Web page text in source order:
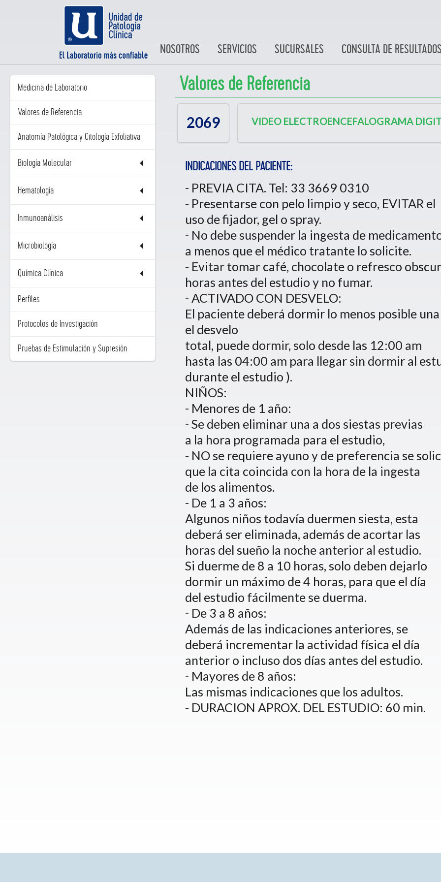
NOSOTROS SERVICIOS SUCURSALES CONSULTA DE
Medicina de Laboratorio
Valores de Referencia
Anatomía Patológica y Citología Exfoliativa
Biología Molecular
Hematología
Inmunoanálisis
Microbiología
Química Clínica
Perfiles
Protocolos de Investigación
Pruebas de Estimulación y Supresión
Valores de Referencia
2069 VIDEO ELECTROENCEFALOGRAMA
INDICACIONES DEL PACIENTE:
- PREVIA CITA. Tel: 33 3669 0310
- Presentarse con pelo limpio y seco, EVITAR el
uso de fijador, gel o spray.
- No debe suspender la ingesta de
a menos que el médico tratante lo solicite.
- Evitar tomar café, chocolate o refresco
horas antes del estudio y no fumar.
- ACTIVADO CON DESVELO:
El paciente deberá dormir lo menos posible
el desvelo
total, puede dormir, solo desde las 12:00 am
hasta las 04:00 am para llegar sin dormir al
durante el estudio ).
NIÑOS:
- Menores de 1 año:
- Se deben eliminar una a dos siestas previas
a la hora programada para el estudio,
- NO se requiere ayuno y de preferencia se
que la cita coincida con la hora de la ingesta
de los alimentos.
- De 1 a 3 años:
Algunos niños todavía duermen siesta, esta
deberá ser eliminada, además de acortar las
horas del sueño la noche anterior al estudio.
Si duerme de 8 a 10 horas, solo deben dejarlo
dormir un máximo de 4 horas, para que el día
del estudio fácilmente se duerma.
- De 3 a 8 años:
Además de las indicaciones anteriores, se
deberá incrementar la actividad física el día
anterior o incluso dos días antes del estudio.
- Mayores de 8 años:
Las mismas indicaciones que los adultos.
- DURACION APROX. DEL ESTUDIO: 60 min.